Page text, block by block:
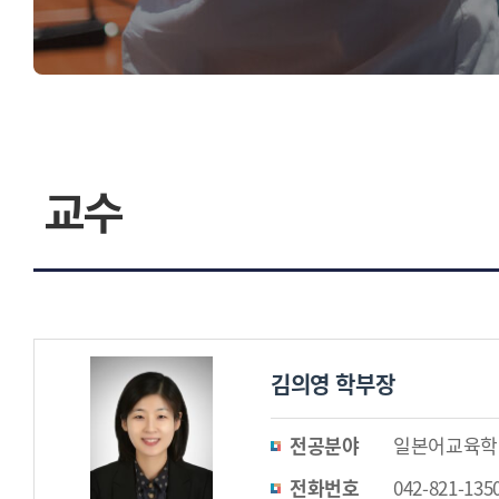
교수
김의영 학부장
전공분야
일본어교육학
전화번호
042-821-